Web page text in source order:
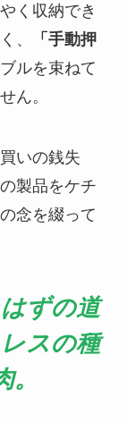
く収納でき
、
「手動押
ルを束ねて
ん。
いの銭失
製品をケチ
念を綴って
ずの道
スの種